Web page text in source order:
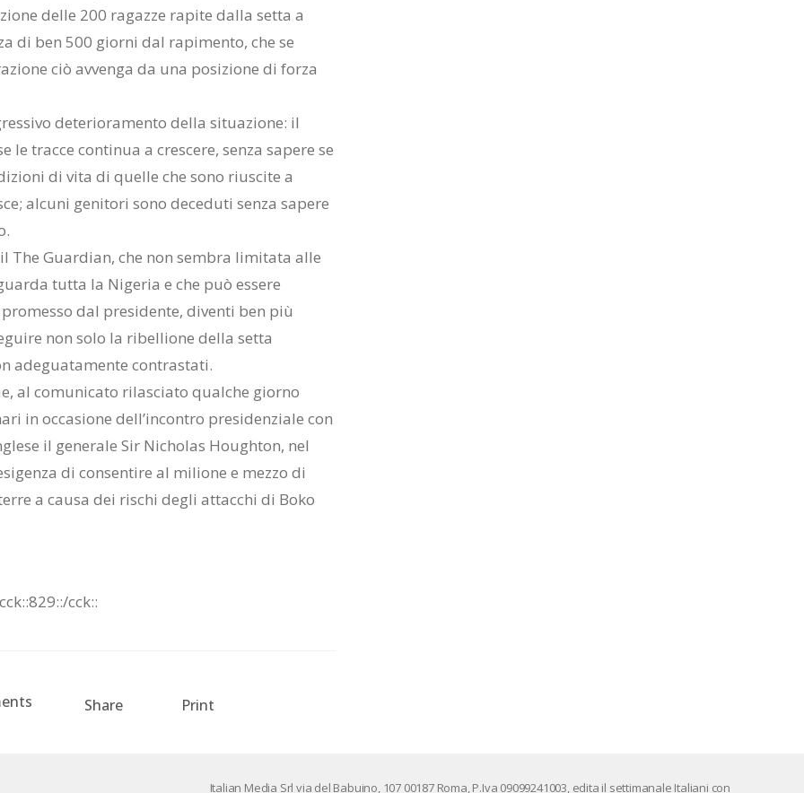
delle 200 ragazze rapite dalla setta a
di ben 500 giorni dal rapimento, che se
ciò avvenga da una posizione di forza
deterioramento della situazione: il
tracce continua a crescere, senza sapere se
di vita di quelle che sono riuscite a
alcuni genitori sono deceduti senza sapere
The Guardian, che non sembra limitata alle
tutta la Nigeria e che può essere
dal presidente, diventi ben più
non solo la ribellione della setta
adeguatamente contrastati.
al comunicato rilasciato qualche giorno
in occasione dell’incontro presidenziale con
il generale Sir Nicholas Houghton, nel
di consentire al milione e mezzo di
a causa dei rischi degli attacchi di Boko
cck::
Share Print
Ita­lian Me­dia Srl via del Ba­bui­no, 107 00187 Roma, P.Iva 09099241003, edi­ta il set­ti­ma­na­le Ita­lia­ni con